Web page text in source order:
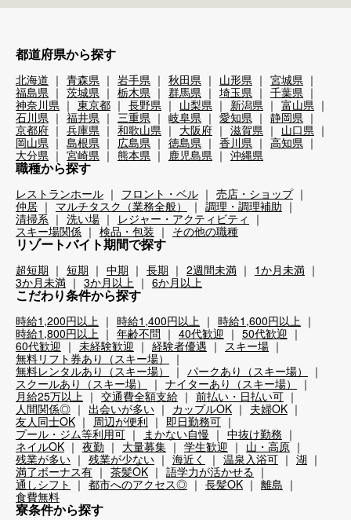
都道府県から探す
北海道 青森県 岩手県 秋田県 山形県
宮城県
福島県
茨城県 栃木県 群馬県 埼玉県
千葉県
神奈川県
東京都 長野県 山梨県 新潟県
富山県
石川県
福井県 三重県 岐阜県 愛知県
静岡県
京都府
兵庫県 和歌山県 大阪府 滋賀県
山口県
岡山県
島根県 広島県 徳島県 香川県
高知県
大分県
宮崎県 熊本県 鹿児島県 沖縄県
職種から探す
レストランホール フロント・ベル
売店・ショップ
仲居
マルチタスク（業務全般）
調理・調理補助
清掃系
洗い場
レジャー・アクティビティ
スキー場関係
検品・包装 その他の職種
リゾートバイト期間で探す
超短期 短期 中期 長期 2週間未満
1か月未満
3か月未満
3か月以上 6か月以上
こだわり条件から探す
時給1,200円以上 時給1,400円以上
時給1,600円以上
時給1,800円以上
年齢不問 40代歓迎
50代歓迎
60代歓迎
未経験歓迎 経験者優遇
スキー場
無料リフト券あり（スキー場）
無料レンタルあり（スキー場）
パークあり（スキー場）
スクールあり（スキー場）
ナイターあり（スキー場）
月給25万以上
交通費全額支給
前払い・日払い可
人間関係◎
出会いが多い カップルOK
夫婦OK
友人同士OK
周辺が便利
即日勤務可
プール・ジム等利用可
まかない自慢
中抜け勤務
ネイルOK
夜勤 大量募集 学生歓迎
山・高原
残業が多い
残業が少ない 海近く 温泉入浴可
湖
満了ボーナス有
茶髪OK
語学力が活かせる
通しシフト
都市へのアクセス◎ 長髪OK
離島
食費無料
寮条件から探す